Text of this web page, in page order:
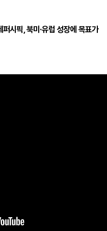
시픽, 북미·유럽 성장에 목표가